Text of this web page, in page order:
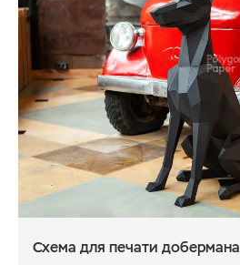
Схема для печати добермана